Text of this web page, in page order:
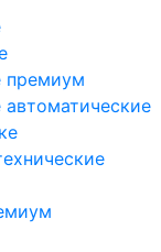
премиум